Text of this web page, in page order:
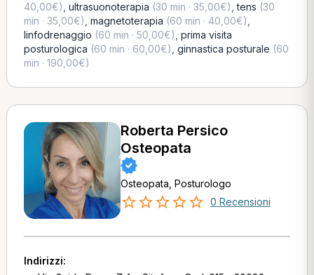
40,00€) ultrasuonoterapia (30 min · 35,00€) ,tens (30
min · 35,00€) magnetoterapia (60 min · 40,00€)
linfodrenaggio (60 min · 50,00€) prima visita
posturologica (60 min · 60,00€) ginnastica posturale (60
min · 190,00€)
Roberta Persico
Osteopata
Osteopata, Posturologo
0 Recensioni
Indirizzi: